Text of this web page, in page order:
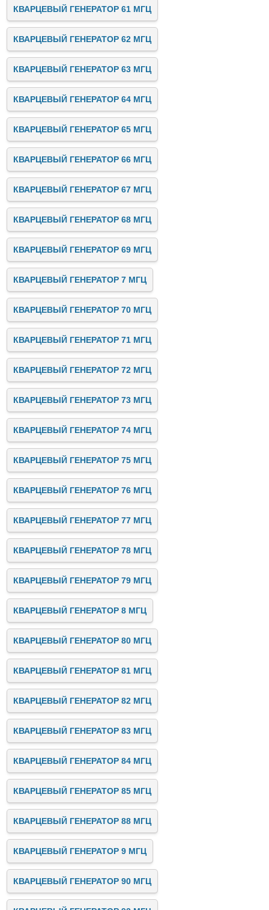
КВАРЦЕВЫЙ ГЕНЕРАТОР 61 МГЦ
КВАРЦЕВЫЙ ГЕНЕРАТОР 62 МГЦ
КВАРЦЕВЫЙ ГЕНЕРАТОР 63 МГЦ
КВАРЦЕВЫЙ ГЕНЕРАТОР 64 МГЦ
КВАРЦЕВЫЙ ГЕНЕРАТОР 65 МГЦ
КВАРЦЕВЫЙ ГЕНЕРАТОР 66 МГЦ
КВАРЦЕВЫЙ ГЕНЕРАТОР 67 МГЦ
КВАРЦЕВЫЙ ГЕНЕРАТОР 68 МГЦ
КВАРЦЕВЫЙ ГЕНЕРАТОР 69 МГЦ
КВАРЦЕВЫЙ ГЕНЕРАТОР 7 МГЦ
КВАРЦЕВЫЙ ГЕНЕРАТОР 70 МГЦ
КВАРЦЕВЫЙ ГЕНЕРАТОР 71 МГЦ
КВАРЦЕВЫЙ ГЕНЕРАТОР 72 МГЦ
КВАРЦЕВЫЙ ГЕНЕРАТОР 73 МГЦ
КВАРЦЕВЫЙ ГЕНЕРАТОР 74 МГЦ
КВАРЦЕВЫЙ ГЕНЕРАТОР 75 МГЦ
КВАРЦЕВЫЙ ГЕНЕРАТОР 76 МГЦ
КВАРЦЕВЫЙ ГЕНЕРАТОР 77 МГЦ
КВАРЦЕВЫЙ ГЕНЕРАТОР 78 МГЦ
КВАРЦЕВЫЙ ГЕНЕРАТОР 79 МГЦ
КВАРЦЕВЫЙ ГЕНЕРАТОР 8 МГЦ
КВАРЦЕВЫЙ ГЕНЕРАТОР 80 МГЦ
КВАРЦЕВЫЙ ГЕНЕРАТОР 81 МГЦ
КВАРЦЕВЫЙ ГЕНЕРАТОР 82 МГЦ
КВАРЦЕВЫЙ ГЕНЕРАТОР 83 МГЦ
КВАРЦЕВЫЙ ГЕНЕРАТОР 84 МГЦ
КВАРЦЕВЫЙ ГЕНЕРАТОР 85 МГЦ
КВАРЦЕВЫЙ ГЕНЕРАТОР 88 МГЦ
КВАРЦЕВЫЙ ГЕНЕРАТОР 9 МГЦ
КВАРЦЕВЫЙ ГЕНЕРАТОР 90 МГЦ